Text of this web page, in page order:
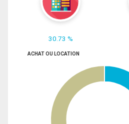
30.73 %
ACHAT OU LOCATION